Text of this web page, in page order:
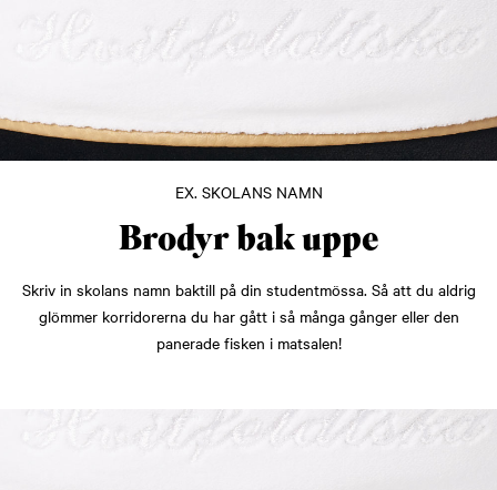
EX. SKOLANS NAMN
Brodyr bak uppe
Skriv in skolans namn baktill på din studentmössa. Så att du aldrig
glömmer korridorerna du har gått i så många gånger eller den
panerade fisken i matsalen!